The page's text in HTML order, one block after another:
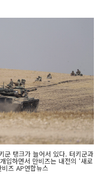
군 탱크가 늘어서 있다. 터키군과
입하면서 만비즈는 내전의 ‘새로
즈 AP연합뉴스